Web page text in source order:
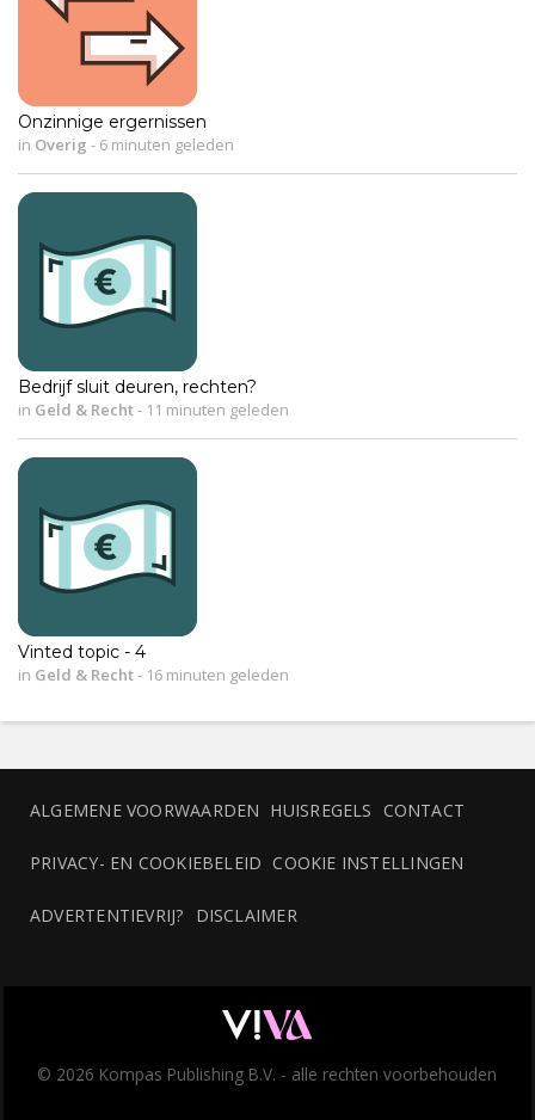
Onzinnige ergernissen
in Overig - 6 minuten geleden
Bedrijf sluit deuren, rechten?
in Geld & Recht- 11 minuten geleden
Vinted topic - 4
in Geld & Recht- 16 minuten geleden
ALGEMENE VOORWAARDEN HUISREGELS CONTACT
PRIVACY- EN COOKIEBELEID COOKIE INSTELLINGEN
ADVERTENTIEVRIJ? DISCLAIMER
© 2026 Kompas Publishing B.V. - alle rechten voorbehouden